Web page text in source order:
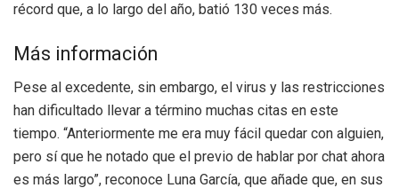
récord que, a lo largo del año, batió 130 veces más.
Más información
Pese al excedente, sin embargo, el virus y las restricciones
han dificultado llevar a término muchas citas en este
tiempo. “Anteriormente me era muy fácil quedar con alguien,
pero sí que he notado que el previo de hablar por chat ahora
es más largo”, reconoce Luna García, que añade que, en sus